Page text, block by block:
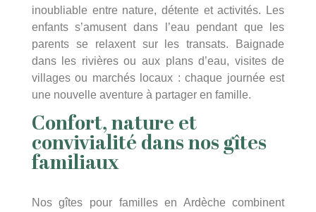
inoubliable entre nature, détente et activités. Les
enfants s’amusent dans l’eau pendant que les
parents se relaxent sur les transats. Baignade
dans les rivières ou aux plans d’eau, visites de
villages ou marchés locaux : chaque journée est
une nouvelle aventure à partager en famille.
Confort, nature et
convivialité dans nos gîtes
familiaux
Nos gîtes pour familles en Ardèche combinent